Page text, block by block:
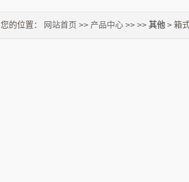
您的位置： 网站首页 >> 产品中心 >> >> 其他 > 箱